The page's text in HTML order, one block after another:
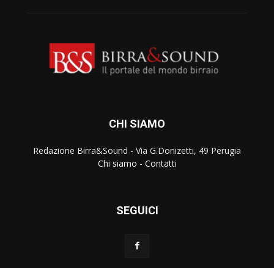
CHI SIAMO
Redazione Birra&Sound - Via G.Donizetti, 49 Perugia
Chi siamo - Contatti
SEGUICI